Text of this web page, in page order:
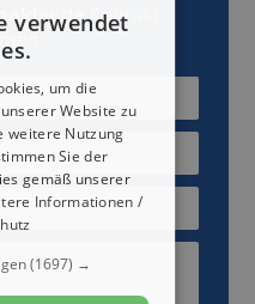
Kontakt
verwendet
um die
Website zu
weitere Nutzung
Sie der
gemäß unserer
Informationen /
(1697) →